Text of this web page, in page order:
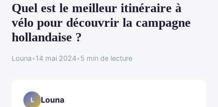
Quel est le meilleur itinéraire à
vélo pour découvrir la campagne
hollandaise ?
Louna•14 mai 2024•5 min de lecture
L Louna